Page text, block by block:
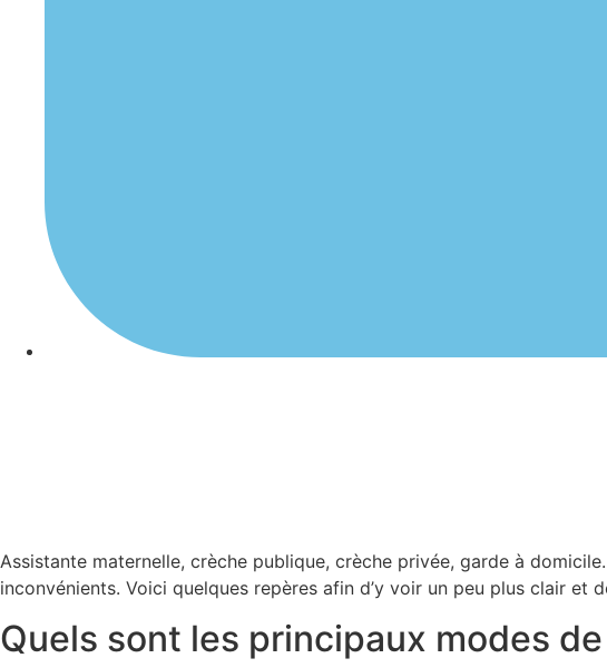
Assistante maternelle, crèche publique, crèche privée, garde à
inconvénients. Voici quelques repères afin d’y voir un peu plus clair et
Quels sont les principaux modes